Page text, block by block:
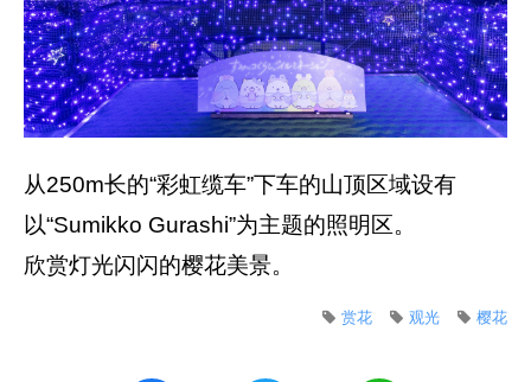
从250m长的“彩虹缆车”下车的山顶区域设有
以“Sumikko Gurashi”为主题的照明区。
欣赏灯光闪闪的樱花美景。
樱花
观光
赏花